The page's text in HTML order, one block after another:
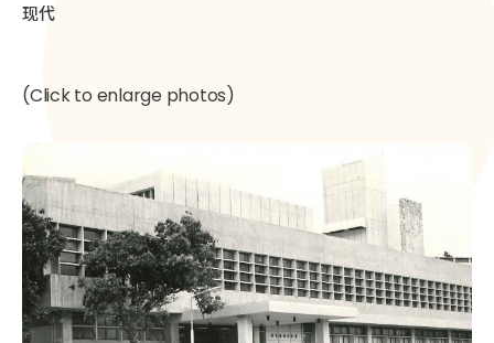
现代
(Click to enlarge photos)